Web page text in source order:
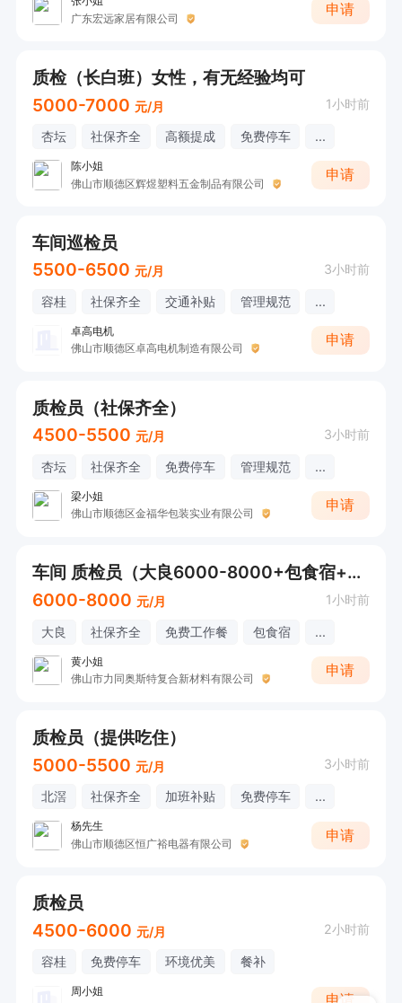
广东宏远家居有限公司
申请
质检（长白班）女性，有无经验均可
5000-7000 元/月 1小时前
杏坛 社保齐全 高额提成 免费停车 ...
陈小姐
佛山市顺德区辉煜塑料五金制品有限公司
申请
车间巡检员
5500-6500 元/月 3小时前
容桂 社保齐全 交通补贴 管理规范 ...
卓高电机
佛山市顺德区卓高电机制造有限公司
申请
质检员（社保齐全）
4500-5500 元/月 3小时前
杏坛 社保齐全 免费停车 管理规范 ...
梁小姐
佛山市顺德区金福华包装实业有限公司
申请
车间 质检员（大良6000-8000+包食宿+技能培训+节日慰问+年终奖）
6000-8000 元/月 1小时前
大良 社保齐全 免费工作餐 包食宿 ...
黄小姐
佛山市力同奥斯特复合新材料有限公司
申请
质检员（提供吃住）
5000-5500 元/月 3小时前
北滘 社保齐全 加班补贴 免费停车 ...
杨先生
佛山市顺德区恒广裕电器有限公司
申请
质检员
4500-6000 元/月 2小时前
容桂 免费停车 环境优美 餐补
周小姐